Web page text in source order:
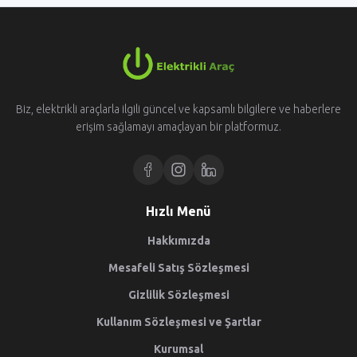
Biz, elektrikli araçlarla ilgili güncel ve kapsamlı bilgilere ve haberlere
erişim sağlamayı amaçlayan bir platformuz.
Hızlı Menü
Hakkımızda
Mesafeli Satış Sözleşmesi
Gizlilik Sözleşmesi
Kullanım Sözleşmesi ve Şartlar
Kurumsal